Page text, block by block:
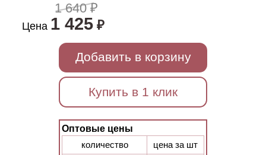
1 640 ₽
Цена 1 425₽
Добавить в корзину
Купить в 1 клик
Оптовые цены
количество
цена за шт